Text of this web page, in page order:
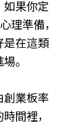
如果你定
理準備，
是在這類
。
創業板率
間裡，